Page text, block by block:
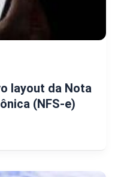
layout da Nota
(NFS-e)